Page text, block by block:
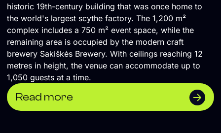
historic 19th-century building that was once home to
the world's largest scythe factory. The 1,200 m²
complex includes a 750 m² event space, while the
remaining area is occupied by the modern craft
brewery Sakiškės Brewery. With ceilings reaching 12
metres in height, the venue can accommodate up to
1,050 guests at a time.
Read more